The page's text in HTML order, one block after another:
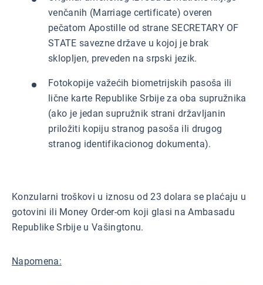
venčanih (Marriage certificate) overen
pečatom Apostille od strane SECRETARY OF
STATE savezne države u kojoj je brak
sklopljen, preveden na srpski jezik.
Fotokopije važećih biometrijskih pasoša ili
lične karte Republike Srbije za oba supružnika
(ako je jedan supružnik strani državljanin
priložiti kopiju stranog pasoša ili drugog
stranog identifikacionog dokumenta).
Konzularni troškovi u iznosu od 23 dolara se plaćaju u
gotovini ili Money Order-om koji glasi na Ambasadu
Republike Srbije u Vašingtonu.
Napomena: